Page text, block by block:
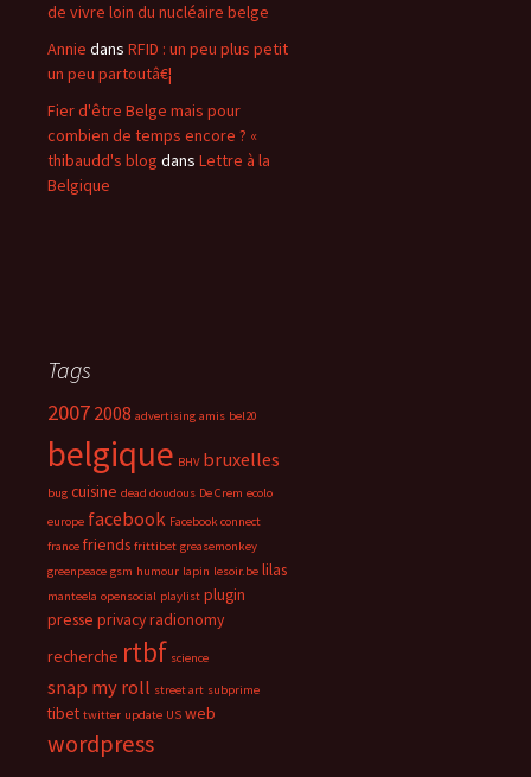
de vivre loin du nucléaire belge
Annie dans RFID : un peu plus petit
un peu partoutâ€¦
Fier d'être Belge mais pour
combien de temps encore ? «
thibaudd's blog dans Lettre à la
Belgique
Tags
2007 2008 advertising amis bel20
belgique BHV bruxelles
bug cuisine dead doudous De Crem ecolo
europe facebook Facebook connect
france friends frittibet greasemonkey
greenpeace gsm humour lapin lesoir.be lilas
manteela opensocial playlist plugin
presse privacyradionomy
recherche rtbf science
snap my roll street art subprime
tibet twitter update US web
wordpress